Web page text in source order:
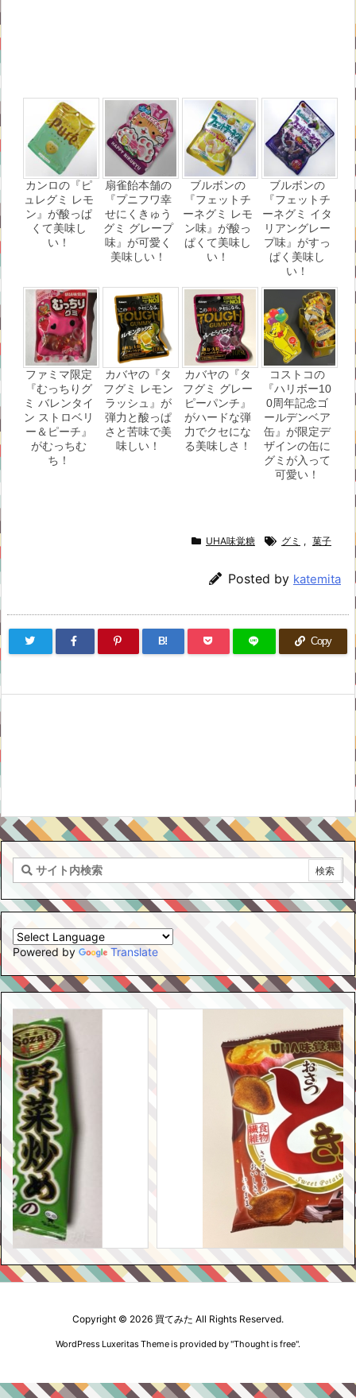
カンロの『ピ
ュレグミ レモ
ン』が酸っぱ
くて美味し
い！
扇雀飴本舗の
『プニフワ幸
せにくきゅう
グミ グレープ
味』が可愛く
美味しい！
ブルボンの
『フェットチ
ーネグミ レモ
ン味』が酸っ
ぱくて美味し
い！
ブルボンの
『フェットチ
ーネグミ イタ
リアングレー
プ味』がすっ
ぱく美味し
い！
ファミマ限定
『むっちりグ
ミ バレンタイ
ン ストロベリ
ー＆ピーチ』
がむっちむ
ち！
カバヤの『タ
フグミ レモン
ラッシュ』が
弾力と酸っぱ
さと苦味で美
味しい！
カバヤの『タ
フグミ グレー
ピーパンチ』
がハードな弾
力でクセにな
る美味しさ！
コストコの
『ハリボー10
0周年記念ゴ
ールデンベア
缶』が限定デ
ザインの缶に
グミが入って
可愛い！
UHA味覚糖 グミ , 菓子
Posted by katemita
B! Copy
Powered by Translate
Copyright © 2026 買てみた All Rights Reserved.
WordPress Luxeritas Theme is provided by "Thought is free".